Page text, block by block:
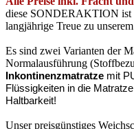
diese SONDERAKTION ist
langjährige Treue zu
Es sind zwei Varianten der
Normalausführung
Inkontinenzmatratze mit
Flüssigkeiten in die
Haltbarkeit!
Unser preisgünstiges